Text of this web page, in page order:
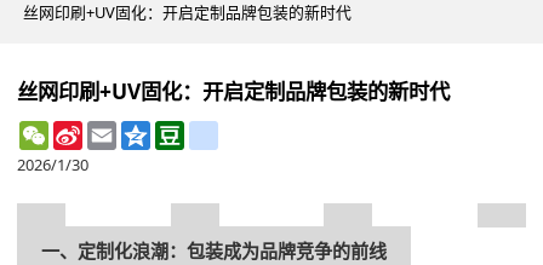
丝网印刷+UV固化：开启定制品牌包装的新时代
丝网印刷+UV固化：开启定制品牌包装的新时代
WeChat
Sina
Weibo
EmailQzone
2026/1/30
一、定制化浪潮：包装成为品牌竞争的前线